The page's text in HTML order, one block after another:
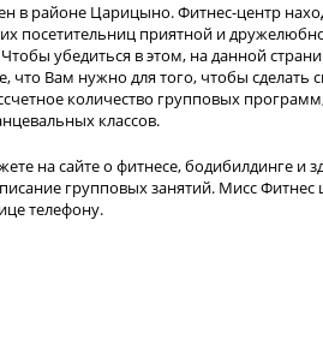
районе Царицыно. Фитнес-центр
посетительниц приятной и
убедиться в этом, на данной
что Вам нужно для того, чтобы сделать
количество групповых
классов.
на сайте о фитнесе, бодибилдинге и
групповых занятий. Мисс
телефону.